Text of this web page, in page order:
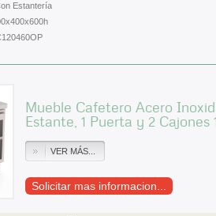
Estantería
Mueble Cafetero Acero
Estante, 1 Puerta y 2
VER MÁS...
Solicitar mas informacion...